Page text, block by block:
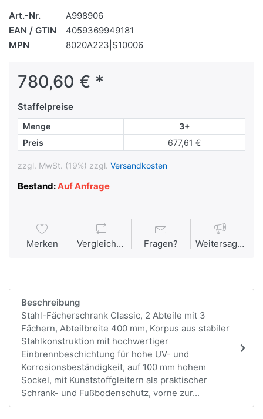
Art.-Nr.
A998906
EAN / GTIN
4059369949181
MPN
8020A223|S10006
780,60 € *
Staffelpreise
Menge
3+
Preis
677,61 €
zzgl. MwSt. (19%) zzgl. Versandkosten
Bestand:Auf Anfrage
Merken Vergleichen Fragen? Weitersagen
Beschreibung
Stahl-Fächerschrank Classic, 2 Abteile mit 3
Fächern, Abteilbreite 400 mm, Korpus aus stabiler
Stahlkonstruktion mit hochwertiger
Einbrennbeschichtung für hohe UV- und
Korrosionsbeständigkeit, auf 100 mm hohem
Sockel, mit Kunststoffgleitern als praktischer
Schrank- und Fußbodenschutz, vorne zur...